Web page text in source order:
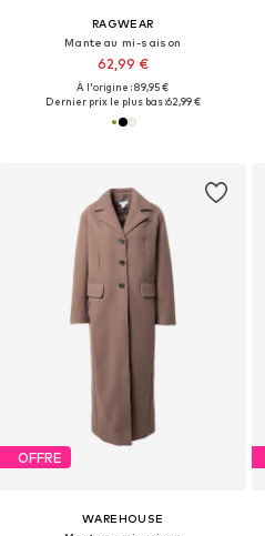
RAGWEAR
Manteau mi-saison
62,99 €
À l'origine : 89,95 €
Dernier prix le plus bas :62,99 €
OFFRE
WAREHOUSE